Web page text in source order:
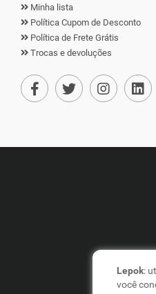
Minha lista
Política Cupom de Desconto
Política de Frete Grátis
Trocas e devoluções
Lepok:
você